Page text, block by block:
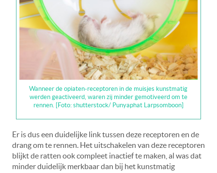
Wanneer de opiaten-receptoren in de muisjes kunstmatig
werden geactiveerd, waren zij minder gemotiveerd om te
rennen. [Foto: shutterstock/ Punyaphat Larpsomboon]
Er is dus een duidelijke link tussen deze receptoren en de
drang om te rennen. Het uitschakelen van deze receptoren
blijkt de ratten ook compleet inactief te maken, al was dat
minder duidelijk merkbaar dan bij het kunstmatig